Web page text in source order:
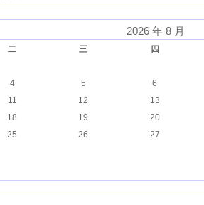
2026 年 8 月
二 三 四
4 5
6
11 12
13
18 19
20
25 26
27